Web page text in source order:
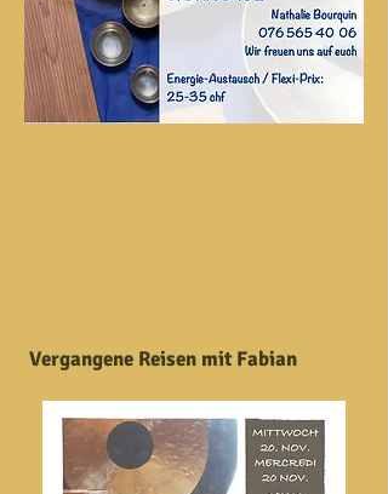
Vergangene Reisen mit Fabian